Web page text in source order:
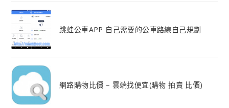
跳蛙公車APP 自己需要的公車路線自己規劃
網路購物比價 – 雲端找便宜(購物 拍賣 比價)